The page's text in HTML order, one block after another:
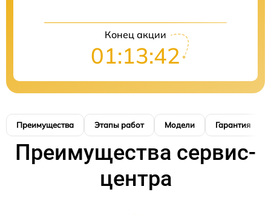
Конец акции
01:13:41
Преимущества Этапы работ Модели Гарантия
Преимущества сервис-
центра